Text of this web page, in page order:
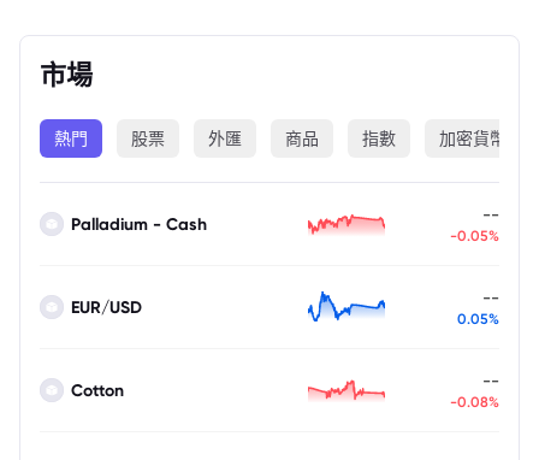
市場
熱門 股票 外匯 商品 指數 加密貨幣
Palladium - Cash --
-0.05%
EUR/USD --
0.05%
Cotton --
-0.08%